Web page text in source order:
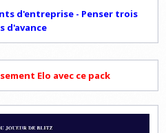
d'entreprise - Penser trois
d'avance
Elo avec ce pack